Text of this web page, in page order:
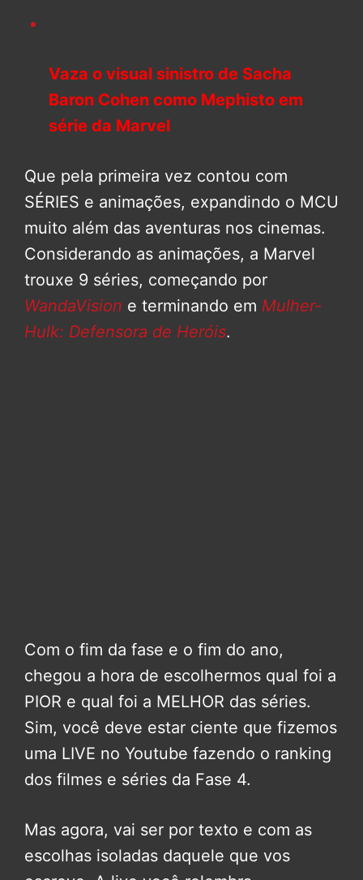
Vaza o visual sinistro de Sacha
Baron Cohen como Mephisto em
série da Marvel
Que pela primeira vez contou com
SÉRIES e animações, expandindo o MCU
muito além das aventuras nos cinemas.
Considerando as animações, a Marvel
trouxe 9 séries, começando por
WandaVision e terminando em Mulher-
Hulk: Defensora de Heróis.
Com o fim da fase e o fim do ano,
chegou a hora de escolhermos qual foi a
PIOR e qual foi a MELHOR das séries.
Sim, você deve estar ciente que fizemos
uma LIVE no Youtube fazendo o ranking
dos filmes e séries da Fase 4.
Mas agora, vai ser por texto e com as
escolhas isoladas daquele que vos